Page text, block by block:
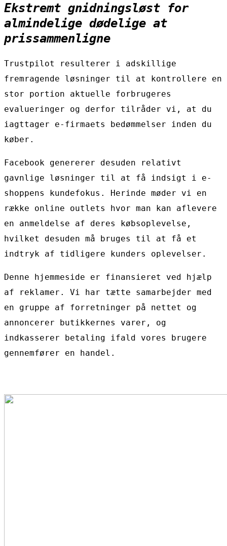
Ekstremt gnidningsløst for
almindelige dødelige at
prissammenligne
Trustpilot resulterer i adskillige
fremragende løsninger til at kontrollere en
stor portion aktuelle forbrugeres
evalueringer og derfor tilråder vi, at du
iagttager e-firmaets bedømmelser inden du
køber.
Facebook genererer desuden relativt
gavnlige løsninger til at få indsigt i e-
shoppens kundefokus. Herinde møder vi en
række online outlets hvor man kan aflevere
en anmeldelse af deres købsoplevelse,
hvilket desuden må bruges til at få et
indtryk af tidligere kunders oplevelser.
Denne hjemmeside er finansieret ved hjælp
af reklamer. Vi har tætte samarbejder med
en gruppe af forretninger på nettet og
annoncerer butikkernes varer, og
indkasserer betaling ifald vores brugere
gennemfører en handel.